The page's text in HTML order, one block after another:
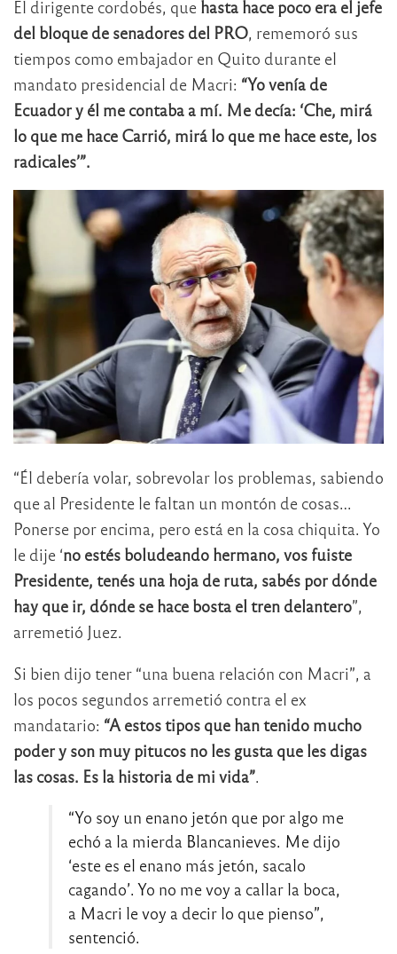
El dirigente cordobés, que hasta hace poco era el jefe
del bloque de senadores del PRO, rememoró sus
tiempos como embajador en Quito durante el
mandato presidencial de Macri: “Yo venía de
Ecuador y él me contaba a mí. Me decía: ‘Che, mirá
lo que me hace Carrió, mirá lo que me hace este, los
radicales’”.
“Él debería volar, sobrevolar los problemas, sabiendo
que al Presidente le faltan un montón de cosas…
Ponerse por encima, pero está en la cosa chiquita. Yo
le dije ‘no estés boludeando hermano, vos fuiste
Presidente, tenés una hoja de ruta, sabés por dónde
hay que ir, dónde se hace bosta el tren delantero”,
arremetió Juez.
Si bien dijo tener “una buena relación con Macri”, a
los pocos segundos arremetió contra el ex
mandatario: “A estos tipos que han tenido mucho
poder y son muy pitucos no les gusta que les digas
las cosas. Es la historia de mi vida”
“Yo soy un enano jetón que por algo me
echó a la mierda Blancanieves. Me dijo
‘este es el enano más jetón, sacalo
cagando’. Yo no me voy a callar la boca,
a Macri le voy a decir lo que pienso”,
sentenció.